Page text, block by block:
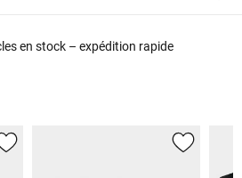
en stock – expédition rapide